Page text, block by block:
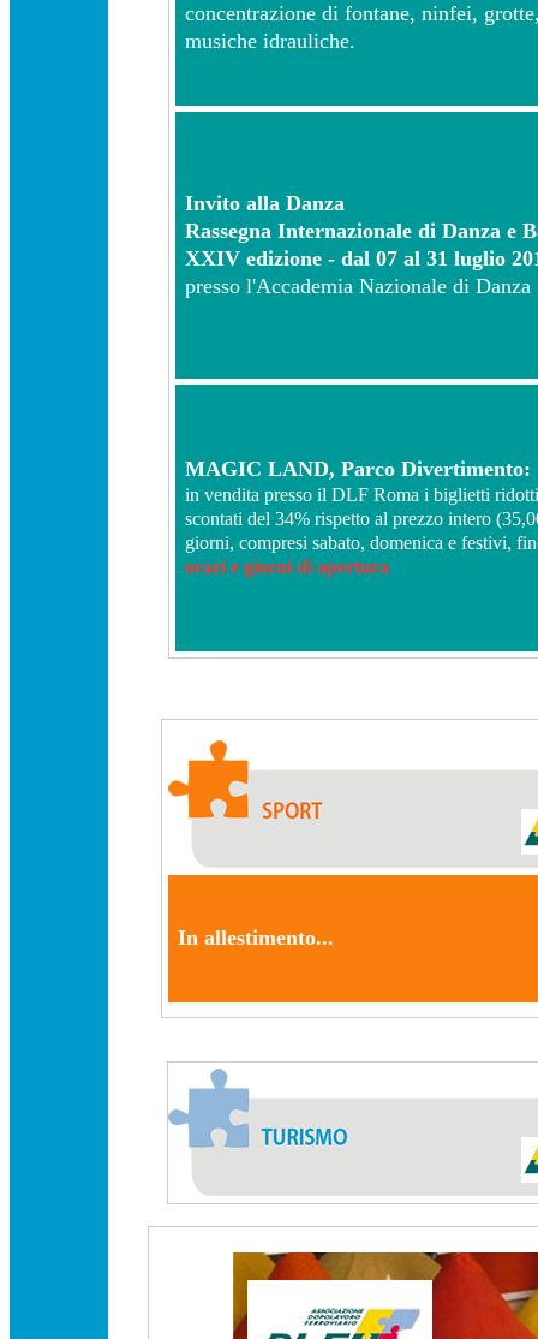
concentrazione di fontane, ninfei,
musiche idrauliche.
Invito alla Danza
Rassegna Internazionale di Danza e
XXIV edizione - dal 07 al 31 luglio
presso l'Accademia Nazionale di Danza
MAGIC LAND, Parco Divertimento:
in vendita presso il DLF Roma i biglietti
scontati del 34% rispetto al prezzo intero
giorni, compresi sabato, domenica e festivi,
orari e giorni di apertura
In allestimento...